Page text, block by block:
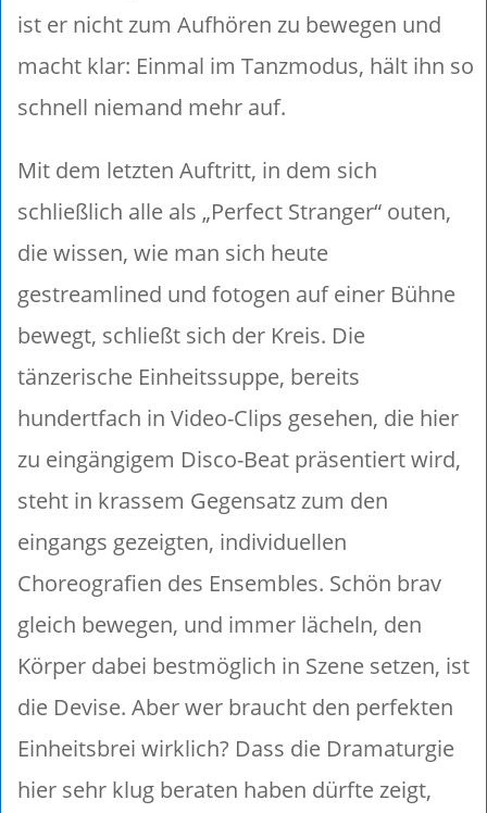
ist er nicht zum Aufhören zu bewegen und
macht klar: Einmal im Tanzmodus, hält ihn so
schnell niemand mehr auf.
Mit dem letzten Auftritt, in dem sich
schließlich alle als „Perfect Stranger“ outen,
die wissen, wie man sich heute
gestreamlined und fotogen auf einer Bühne
bewegt, schließt sich der Kreis. Die
tänzerische Einheitssuppe, bereits
hundertfach in Video-Clips gesehen, die hier
zu eingängigem Disco-Beat präsentiert wird,
steht in krassem Gegensatz zum den
eingangs gezeigten, individuellen
Choreografien des Ensembles. Schön brav
gleich bewegen, und immer lächeln, den
Körper dabei bestmöglich in Szene setzen, ist
die Devise. Aber wer braucht den perfekten
Einheitsbrei wirklich? Dass die Dramaturgie
hier sehr klug beraten haben dürfte zeigt,